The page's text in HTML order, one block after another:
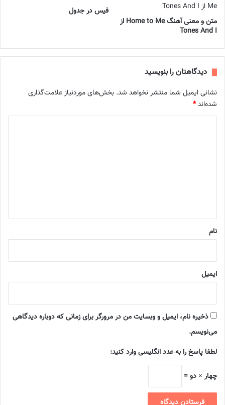
متن و معنی آهنگ Home to Me از
Tones And I
فیس در جدول
دیدگاهتان را بنویسید
نشانی ایمیل شما منتشر نخواهد شد. بخش‌های موردنیاز علامت‌گذاری
شده‌اند*
نام
ایمیل
ذخیره نام، ایمیل و وبسایت من در مرورگر برای زمانی که دوباره دیدگاهی
می‌نویسم.
لطفا پاسخ را به عدد انگلیسی وارد کنید:
چهار × دو =